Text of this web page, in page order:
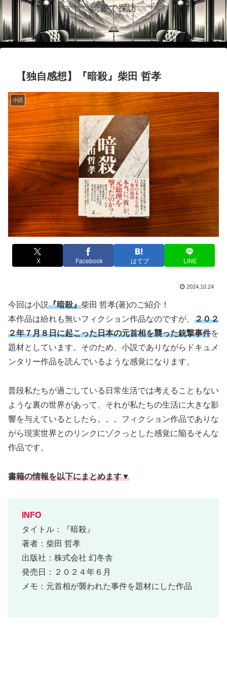
読書で探訪
【独自感想】『暗殺』柴田 哲孝
小説
X Facebook はてブ LINE
2024.10.24
今回は小説『暗殺』柴田 哲孝(著)のご紹介！
本作品は紛れも無いフィクション作品なのですが、 ２０２
２年７月８日に起こった日本の元首相を襲った銃撃事件を
題材としています。そのため、小説でありながらドキュメ
ンタリー作品を読んでいるような感覚になります。
普段私たちが過ごしている日常生活では考えることもない
ような裏の世界があって、それが私たちの生活に大きな影
響を与えているとしたら。。。フィクション作品でありな
がら現実世界とのリンクにゾクっとした感覚に陥るそんな
作品です。
書籍の情報を以下にまとめます▼
INFO
タイトル：『暗殺』
著者：柴田 哲孝
出版社：株式会社 幻冬舎
発売日：２０２４年６月
メモ：元首相が襲われた事件を題材にした作品